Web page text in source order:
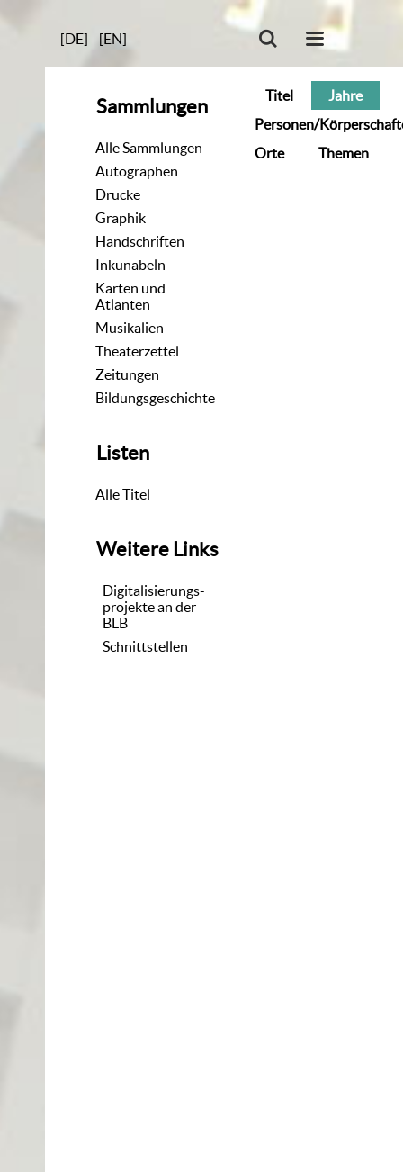
[DE] [EN]
Sammlungen
Alle Sammlungen
Autographen
Drucke
Graphik
Handschriften
Inkunabeln
Karten und
Atlanten
Musikalien
Theaterzettel
Zeitungen
Bildungsgeschichte
Listen
Alle Titel
Weitere Links
Digitalisierungs-
projekte an der
BLB
Schnittstellen
Titel
Jahre
Personen/
Orte
Themen